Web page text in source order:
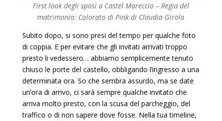
First look degli sposi a Castel Mareccio – Regia del
matrimonio: Colorato di Pink di Claudia Girola
Subito dopo, si sono presi del tempo per qualche foto
di coppia. E per evitare che gli invitati arrivati troppo
presto li vedessero… abbiamo semplicemente tenuto
chiuso le porte del castello, obbligando l’ingresso a una
determinata ora. So che sembra assurdo, ma se date
un’ora di arrivo, ci sarà sempre qualche invitato che
arriva molto presto, con la scusa del parcheggio, del
traffico o di non sapere dove fosse. Nella tua timeline,